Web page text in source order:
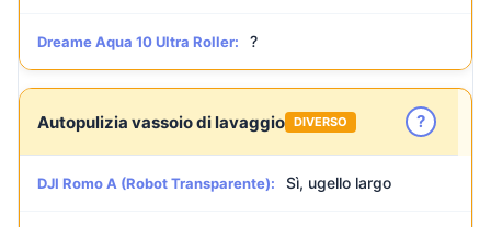
Dreame Aqua 10 Ultra Roller: ?
Autopulizia vassoio di lavaggio DIVERSO ?
DJI Romo A (Robot Transparente): Sì, ugello largo